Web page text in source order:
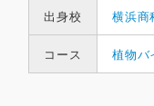
出身校 横浜商
コース 植物バ